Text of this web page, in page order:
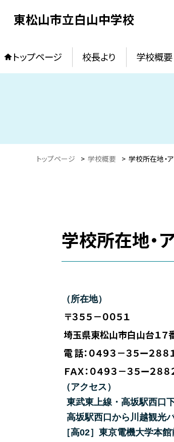
東松山市立白山中学校
トップページ 校長より 学校概要
トップページ > 学校概要 > 学校所在地・
学校所在地・
（所在地）
〒３５５－００５１
埼玉県東松山市白山台１７
電 話：０４９３－３５ー２８８
ＦＡＸ：０４９３－３５ー２８８
（アクセス）
東武東上線・高坂駅西口
高坂駅西口から川越観光
［高02］東京電機大学本